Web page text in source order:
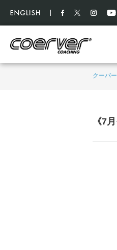
クーバ
《7